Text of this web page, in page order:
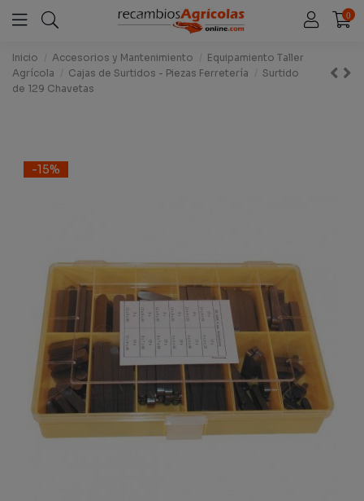
0
Inicio Accesorios y Mantenimiento
Equipamiento Taller
Agrícola
Cajas de Surtidos - Piezas Ferretería
Surtido
de 129 Chavetas
-15%